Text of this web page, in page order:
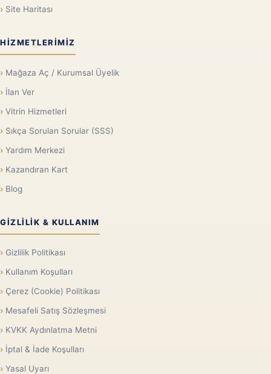
Site Haritası
HIZMETLERIMIZ
Mağaza Aç / Kurumsal Üyelik
İlan Ver
Vitrin Hizmetleri
Sıkça Sorulan Sorular (SSS)
Yardım Merkezi
Kazandıran Kart
Blog
GIZLILIK & KULLANIM
Gizlilik Politikası
Kullanım Koşulları
Çerez (Cookie) Politikası
Mesafeli Satış Sözleşmesi
KVKK Aydınlatma Metni
İptal & İade Koşulları
Yasal Uyarı